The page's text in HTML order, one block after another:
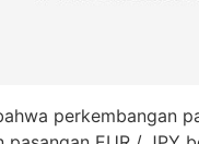
perkembangan